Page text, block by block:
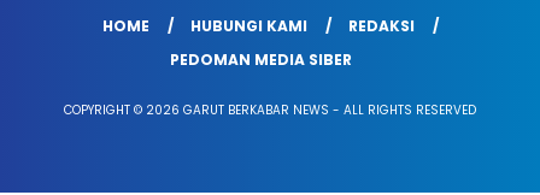
HOME HUBUNGI KAMI
REDAKSI
PEDOMAN MEDIA SIBER
COPYRIGHT © 2026 GARUT BERKABAR NEWS - ALL RIGHTS RESERVED